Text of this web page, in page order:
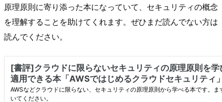
原理原則に寄り添った本になっていて、セキュリティの概念
を理解することを助けてくれます。ぜひまだ読んでない方は
読んでください。